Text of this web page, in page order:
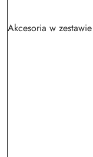
Akcesoria w zestawie